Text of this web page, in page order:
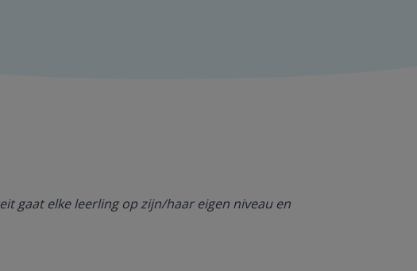
gaat elke leerling op zijn/haar eigen niveau en